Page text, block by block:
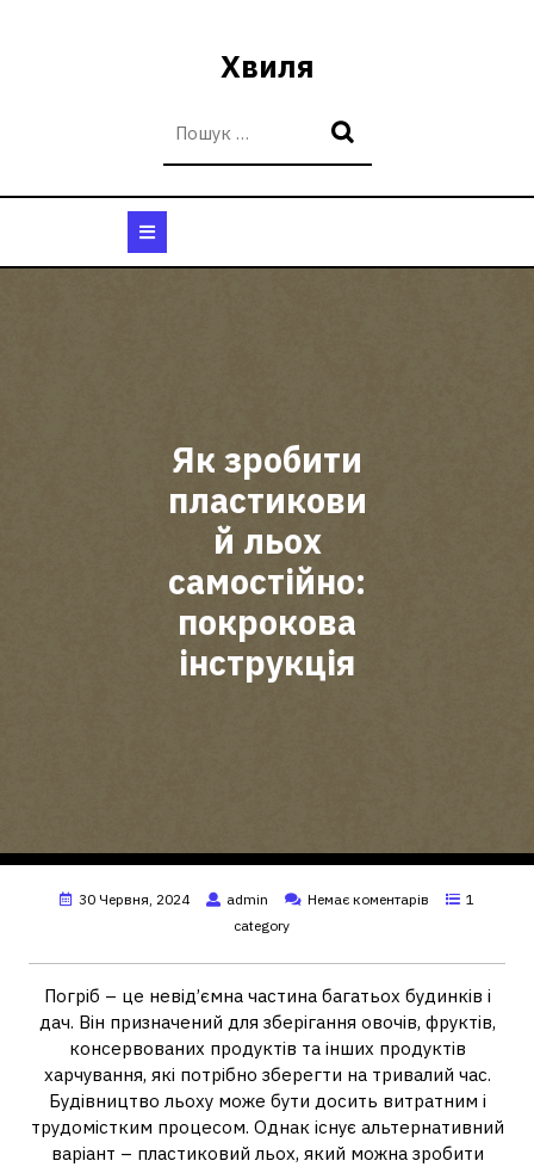
Хвиля
Як зробити
пластикови
й льох
самостійно:
покрокова
інструкція
30 Червня, 2024 admin Немає коментарів
1
category
Погріб – це невід’ємна частина багатьох будинків і
дач. Він призначений для зберігання овочів, фруктів,
консервованих продуктів та інших продуктів
харчування, які потрібно зберегти на тривалий час.
Будівництво льоху може бути досить витратним і
трудомістким процесом. Однак існує альтернативний
варіант – пластиковий льох, який можна зробити